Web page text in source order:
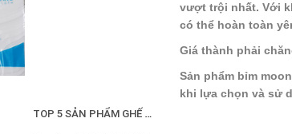
TOP 5 SẢN PHẨM GHẾ RUNG TỐT NHẤT HIỆN NAY
vượt trội nhất. Với
có thể hoàn toàn
Giá thành phải
Sản phẩm bỉm
khi lựa chọn và sử